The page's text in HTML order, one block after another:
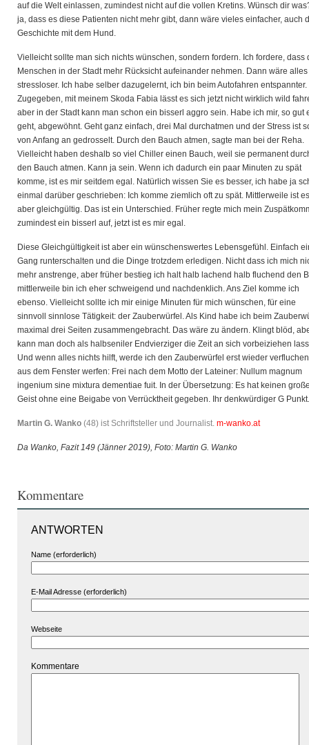
auf die Welt einlassen, zumindest nicht auf die vollen Kretins. Wünsch dir
ja, dass es diese Patienten nicht mehr gibt, dann wäre vieles einfacher, auch
Geschichte mit dem Hund.
Vielleicht sollte man sich nichts wünschen, sondern fordern. Ich fordere, dass
Menschen in der Stadt mehr Rücksicht aufeinander nehmen. Dann wäre alles
stressloser. Ich habe selber dazugelernt, ich bin beim Autofahren entspannter.
Zugegeben, mit meinem Skoda Fabia lässt es sich jetzt nicht wirklich wild
aber in der Stadt kann man schon ein bisserl aggro sein. Habe ich mir, so gut
geht, abgewöhnt. Geht ganz einfach, drei Mal durchatmen und der Stress ist
von Anfang an gedrosselt. Durch den Bauch atmen, sagte man bei der Reha.
Vielleicht haben deshalb so viel Chiller einen Bauch, weil sie permanent
den Bauch atmen. Kann ja sein. Wenn ich dadurch ein paar Minuten zu spät
komme, ist es mir seitdem egal. Natürlich wissen Sie es besser, ich habe ja
einmal darüber geschrieben: Ich komme ziemlich oft zu spät. Mittlerweile ist
aber gleichgültig. Das ist ein Unterschied. Früher regte mich mein
zumindest ein bisserl auf, jetzt ist es mir egal.
Diese Gleichgültigkeit ist aber ein wünschenswertes Lebensgefühl. Einfach
Gang runterschalten und die Dinge trotzdem erledigen. Nicht dass ich mich
mehr anstrenge, aber früher bestieg ich halt halb lachend halb fluchend den
mittlerweile bin ich eher schweigend und nachdenklich. Ans Ziel komme ich
ebenso. Vielleicht sollte ich mir einige Minuten für mich wünschen, für eine
sinnvoll sinnlose Tätigkeit: der Zauberwürfel. Als Kind habe ich beim
maximal drei Seiten zusammengebracht. Das wäre zu ändern. Klingt blöd,
kann man doch als halbseniler Endvierziger die Zeit an sich vorbeiziehen
Und wenn alles nichts hilft, werde ich den Zauberwürfel erst wieder
aus dem Fenster werfen: Frei nach dem Motto der Lateiner: Nullum magnum
ingenium sine mixtura dementiae fuit. In der Übersetzung: Es hat keinen
Geist ohne eine Beigabe von Verrücktheit gegeben. Ihr denkwürdiger G Punkt.
Martin G. Wanko (48) ist Schriftsteller und Journalist. m-wanko.at
Da Wanko, Fazit 149 (Jänner 2019), Foto: Martin G. Wanko
Kommentare
ANTWORTEN
Name (erforderlich)
E-Mail Adresse (erforderlich)
Webseite
Kommentare